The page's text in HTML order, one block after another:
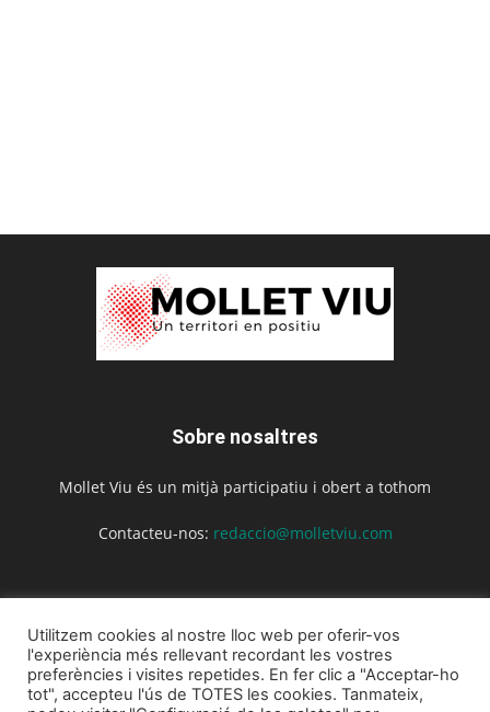
Sobre nosaltres
Mollet Viu és un mitjà participatiu i obert a tothom
Contacteu-nos: redaccio@molletviu.com
Utilitzem cookies al nostre lloc web per oferir-vos
l'experiència més rellevant recordant les vostres
preferències i visites repetides. En fer clic a "Acceptar-ho
tot", accepteu l'ús de TOTES les cookies. Tanmateix,